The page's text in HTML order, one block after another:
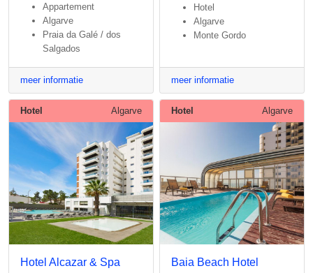
Appartement
Algarve
Praia da Galé / dos
Salgados
meer informatie
Hotel
Algarve
Monte Gordo
meer informatie
Hotel Algarve
Hotel Alcazar & Spa
Hotel Algarve
Baia Beach Hotel